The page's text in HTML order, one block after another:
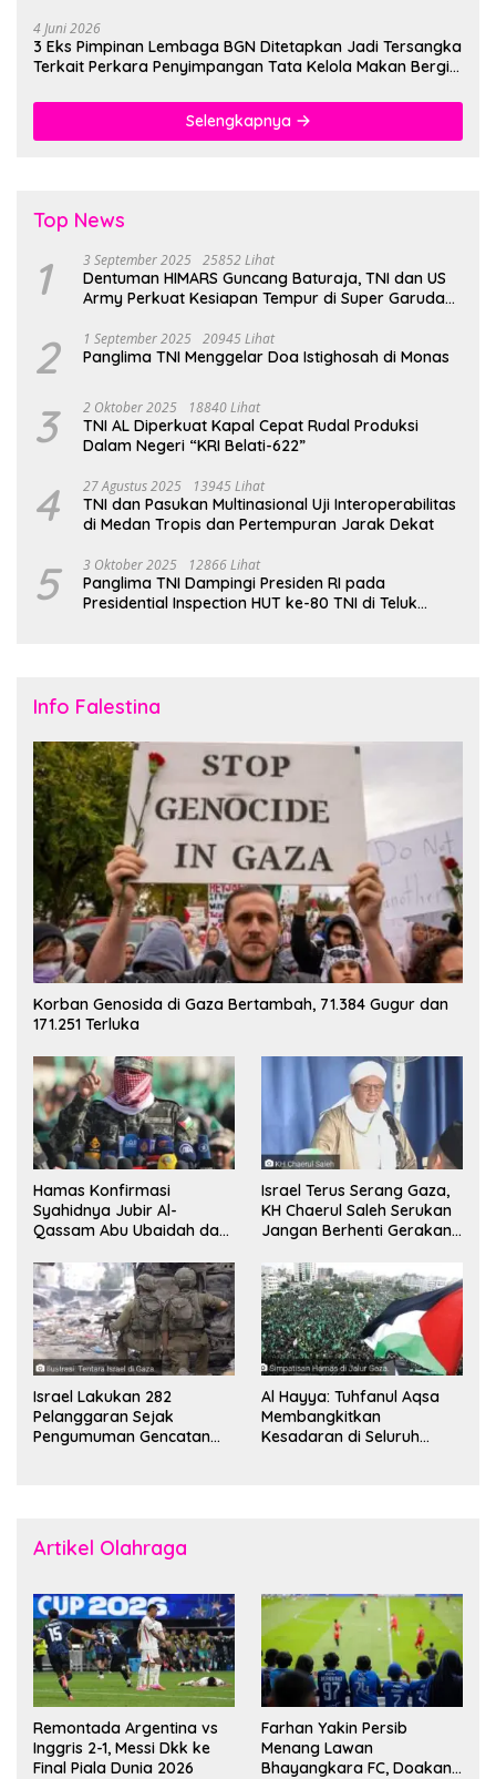
4 Juni 2026
3 Eks Pimpinan Lembaga BGN Ditetapkan Jadi Tersangka
Terkait Perkara Penyimpangan Tata Kelola Makan Bergizi
Selengkapnya
Top News
1 3 September 2025 25852 Lihat
Dentuman HIMARS Guncang Baturaja, TNI dan US
Army Perkuat Kesiapan Tempur di Super Garuda
2 1 September 2025 20945 Lihat
Panglima TNI Menggelar Doa Istighosah di Monas
3 2 Oktober 2025 18840 Lihat
TNI AL Diperkuat Kapal Cepat Rudal Produksi
Dalam Negeri “KRI Belati-622”
4 27 Agustus 2025 13945 Lihat
TNI dan Pasukan Multinasional Uji Interoperabilitas
di Medan Tropis dan Pertempuran Jarak Dekat
5 3 Oktober 2025 12866 Lihat
Panglima TNI Dampingi Presiden RI pada
Presidential Inspection HUT ke-80 TNI di Teluk
Info Falestina
Korban Genosida di Gaza Bertambah, 71.384 Gugur dan
171.251 Terluka
Hamas Konfirmasi
Syahidnya Jubir Al-
Qassam Abu Ubaidah dan
Sinwar
Israel Terus Serang Gaza,
KH Chaerul Saleh Serukan
Jangan Berhenti Gerakan
Israel Lakukan 282
Pelanggaran Sejak
Pengumuman Gencatan
Al Hayya: Tuhfanul Aqsa
Membangkitkan
Kesadaran di Seluruh
Artikel Olahraga
Remontada Argentina vs
Inggris 2-1, Messi Dkk ke
Final Piala Dunia 2026
Farhan Yakin Persib
Menang Lawan
Bhayangkara FC, Doakan